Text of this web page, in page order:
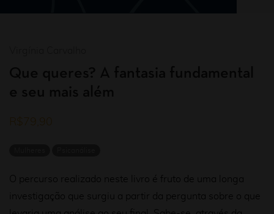
O percurso realizado neste livro é fruto de uma longa
investi gação que surgiu a partir da pergunta sobre o que